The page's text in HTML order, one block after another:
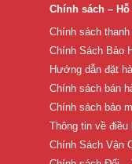
Chính sách –
Chính sách thanh
Chính Sách Bảo
Hướng dẫn đặt
Chính sách bán
Chính sách bảo
Thông tin về điều
Chính Sách Vận